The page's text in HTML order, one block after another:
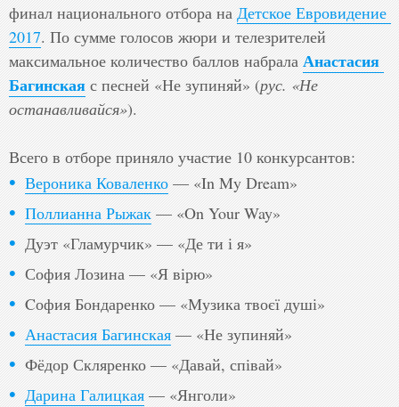
финал национального отбора на Детское Евровидение
2017. По сумме голосов жюри и телезрителей
максимальное количество баллов набрала Анастасия
Багинская с песней «Не зупиняй» (рус. «Не
останавливайся»).
Вероника Коваленко — «In My Dream»
Поллианна Рыжак — «On Your Way»
Дуэт «Гламурчик» — «Де ти і я»
София Лозина — «Я вірю»
Cофия Бондаренко — «Музика твоєї душі»
Анастасия Багинская — «Не зупиняй»
Фёдор Скляренко — «Давай, співай»
Дарина Галицкая — «Янголи»